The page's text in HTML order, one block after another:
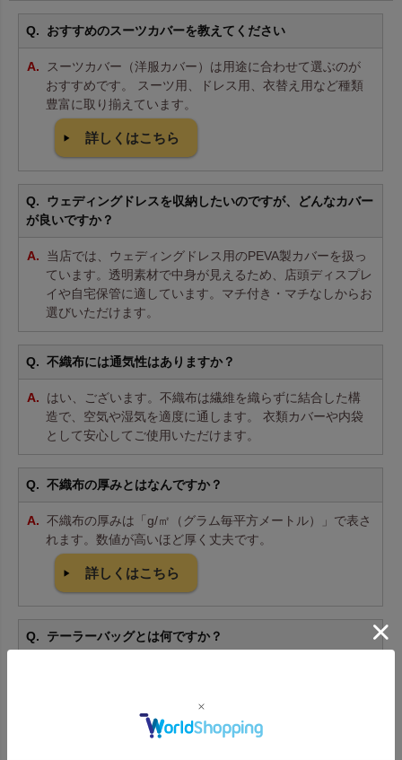
おすすめのスーツカバーを教えてください
スーツカバー（洋服カバー）は用途に合わせて選ぶのが
おすすめです。 スーツ用、ドレス用、衣替え用など種類
豊富に取り揃えています。
詳しくはこちら
ウェディングドレスを収納したいのですが、どんなカバー
が良いですか？
当店では、ウェディングドレス用のPEVA製カバーを扱っ
ています。透明素材で中身が見えるため、店頭ディスプレ
イや自宅保管に適しています。マチ付き・マチなしからお
選びいただけます。
不織布には通気性はありますか？
はい、ございます。不織布は繊維を織らずに結合した構
造で、空気や湿気を適度に通します。 衣類カバーや内袋
として安心してご使用いただけます。
不織布の厚みとはなんですか？
不織布の厚みは「g/㎡（グラム毎平方メートル）」で表さ
れます。数値が高いほど厚く丈夫です。
詳しくはこちら
テーラーバッグとは何ですか？
ーツカバーやガーメントバッグとも呼ばれ、持ち運びや保